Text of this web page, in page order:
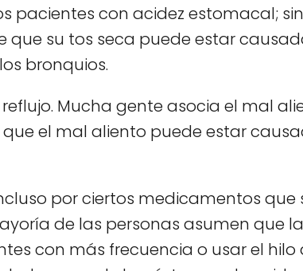
pacientes con acidez estomacal; sin
su tos seca puede estar
bronquios.
Mucha gente asocia el mal
el mal aliento puede estar
por ciertos medicamentos que
de las personas asumen que la
con más frecuencia o usar el